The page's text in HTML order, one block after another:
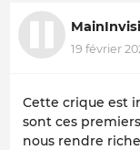
19 février
Cette crique est
sont ces
nous rendre